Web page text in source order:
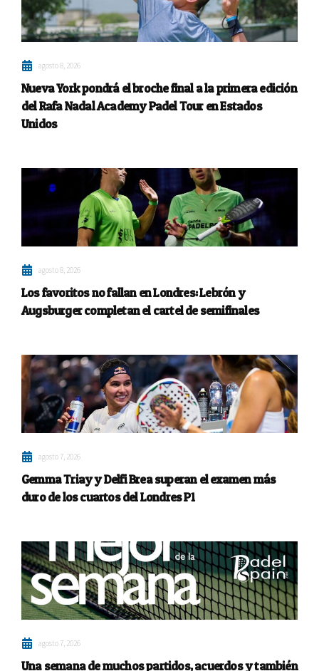
agosto 8, 2026
Nueva York pondrá el broche final a la primera edición
del Rafa Nadal Academy Padel Tour en Estados
Unidos
agosto 8, 2026
Los favoritos no fallan en Londres: Lebrón y
Augsburger completan el cartel de semifinales
agosto 7, 2026
Gemma Triay y Delfi Brea superan el examen más
duro de los cuartos del Londres P1
agosto 7, 2026
Una semana de muchos partidos, acuerdos y también